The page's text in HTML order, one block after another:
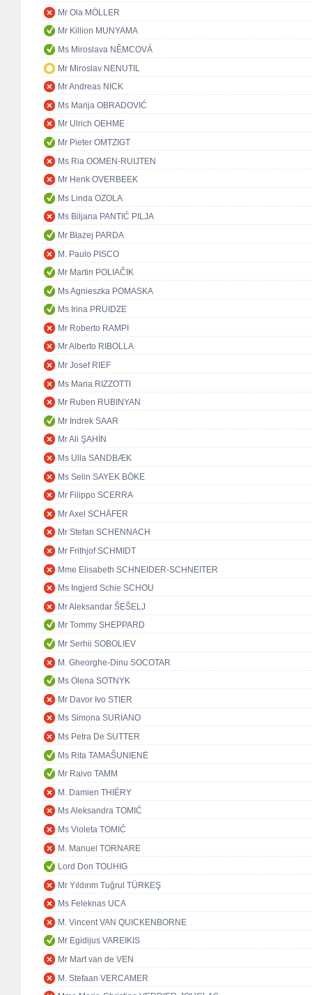
Mr Ola MÖLLER
Mr Killion MUNYAMA
Ms Miroslava NĚMCOVÁ
Mr Miroslav NENUTIL
Mr Andreas NICK
Ms Marija OBRADOVIĆ
Mr Ulrich OEHME
Mr Pieter OMTZIGT
Ms Ria OOMEN-RUIJTEN
Mr Henk OVERBEEK
Ms Linda OZOLA
Ms Biljana PANTIĆ PILJA
Mr Błażej PARDA
M. Paulo PISCO
Mr Martin POLIAČIK
Ms Agnieszka POMASKA
Ms Irina PRUIDZE
Mr Roberto RAMPI
Mr Alberto RIBOLLA
Mr Josef RIEF
Ms Maria RIZZOTTI
Mr Ruben RUBINYAN
Mr Indrek SAAR
Mr Ali ŞAHİN
Ms Ulla SANDBÆK
Ms Selin SAYEK BÖKE
Mr Filippo SCERRA
Mr Axel SCHÄFER
Mr Stefan SCHENNACH
Mr Frithjof SCHMIDT
Mme Elisabeth SCHNEIDER-SCHNEITER
Ms Ingjerd Schie SCHOU
Mr Aleksandar ŠEŠELJ
Mr Tommy SHEPPARD
Mr Serhii SOBOLIEV
M. Gheorghe-Dinu SOCOTAR
Ms Olena SOTNYK
Mr Davor Ivo STIER
Ms Simona SURIANO
Ms Petra De SUTTER
Ms Rita TAMAŠUNIENĖ
Mr Raivo TAMM
M. Damien THIÉRY
Ms Aleksandra TOMIĆ
Ms Violeta TOMIĆ
M. Manuel TORNARE
Lord Don TOUHIG
Mr Yıldırım Tuğrul TÜRKEŞ
Ms Feleknas UCA
M. Vincent VAN QUICKENBORNE
Mr Egidijus VAREIKIS
Mr Mart van de VEN
M. Stefaan VERCAMER